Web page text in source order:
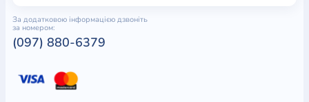
За додатковою інформацією дзвоніть
за номером:
(097) 880-6379